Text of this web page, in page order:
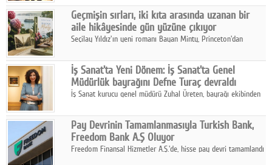
gösteriyor.
Geçmişin sırları, iki kıta arasında uzanan bir
aile hikâyesinde gün yüzüne çıkıyor
Seçilay Yıldız'ın yeni romanı Bayan Minty, Princeton'dan
katmanlı bir aile hikâyesi anlatıyor.
İş Sanat'ta Yeni Dönem: İş Sanat'ta Genel
Müdürlük bayrağını Defne Turaç devraldı
İş Sanat kurucu genel müdürü Zuhal Üreten, bayrağı ekibinden
Pay Devrinin Tamamlanmasıyla Turkish Bank,
Freedom Bank A.Ş Oluyor
Freedom Finansal Hizmetler A.Ş.'de, hisse pay devri tamamlandı